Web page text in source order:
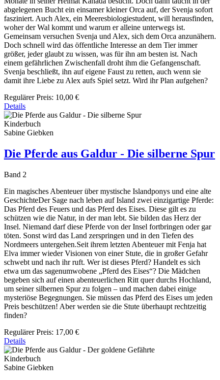
abgelegenen Bucht ein einsamer kleiner Orca auf, der Svenja sofort
fasziniert. Auch Alex, ein Meeresbiologiestudent, will herausfinden,
woher der Wal kommt und warum er alleine unterwegs ist.
Gemeinsam versuchen Svenja und Alex, sich dem Orca anzunähern.
Doch schnell wird das öffentliche Interesse an dem Tier immer
größer, jeder glaubt zu wissen, was für ihn am besten ist. Nach
einem gefährlichen Zwischenfall droht ihm die Gefangenschaft.
Svenja beschließt, ihn auf eigene Faust zu retten, auch wenn sie
damit ihre Liebe zu Alex aufs Spiel setzt. Wird ihr Plan aufgehen?
Regulärer Preis: 10,00 €
Details
Kinderbuch
Sabine Giebken
Die Pferde aus Galdur - Die silberne Spur
Band 2
Ein magisches Abenteuer über mystische Islandponys und eine alte
GeschichteDer Sage nach leben auf Island zwei einzigartige Pferde:
Das Pferd des Feuers und das Pferd des Eises. Diese gilt es zu
schützen wie die Natur, in der man lebt. Sie bilden das Herz der
Insel. Niemand darf diese Pferde von der Insel fortbringen oder gar
töten. Sonst wird das Land zerspringen und in den Tiefen des
Nordmeers untergehen.Seit ihrem letzten Abenteuer mit Fenja hat
Elva immer wieder Visionen von einer Stute, die in großer Gefahr
schwebt und nach ihr ruft. Wer ist dieses Pferd? Handelt es sich
etwa um das sagenumwobene „Pferd des Eises“? Die Mädchen
begeben sich auf einen abenteuerlichen Ritt quer durchs Hochland,
um seiner silbernen Spur zu folgen – und machen dabei einige
mysteriöse Begegnungen. Sie müssen das Pferd des Eises um jeden
Preis beschützen! Aber werden sie die Stute überhaupt rechtzeitig
finden?
Regulärer Preis: 17,00 €
Details
Kinderbuch
Sabine Giebken